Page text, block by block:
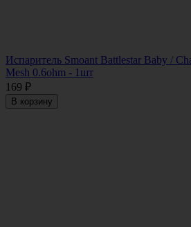
Испаритель Smoant Battlestar Baby /
Mesh 0.6ohm - 1шт
169 ₽
В корзину